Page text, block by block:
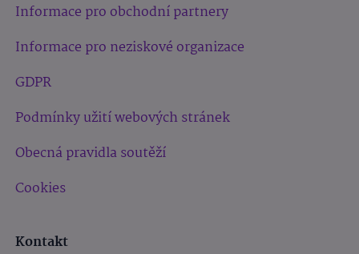
Informace pro obchodní partnery
Informace pro neziskové organizace
GDPR
Podmínky užití webových stránek
Obecná pravidla soutěží
Cookies
Kontakt